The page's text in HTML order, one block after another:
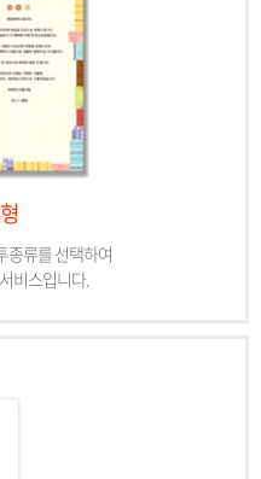
종류를 선택하여
비스입니다.